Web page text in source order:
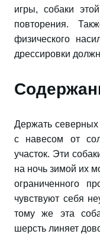
игры, собаки
повторения.
физического
дрессировки
Держать северных
с навесом от
участок. Эти
на ночь зимой их
ограниченного
чувствуют себя
тому же эта
шерсть линяет